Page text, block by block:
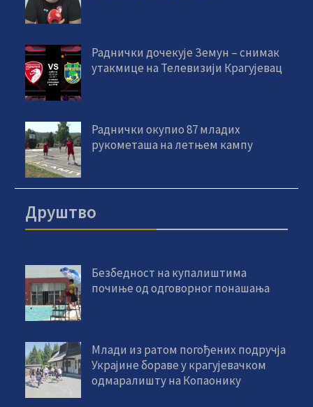
Раднички дочекује Земун – снимак
утакмице на Телевизији Крагујевац
Раднички окупио 87 младих
рукометаша на летњем кампу
Друштво
Безбедност на купалиштима
почиње од одговорног понашања
Млади из ратом погођених подручја
Украјине бораве у крагујевачком
одмаралишту на Копаонику